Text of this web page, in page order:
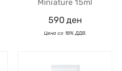
Miniature 15ml
590ден